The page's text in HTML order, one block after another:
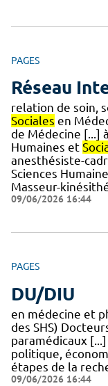
PAGES
Réseau
relation de soin,
Sociales en
de Médecine [...]
Humaines et
anesthésiste-
Sciences
Masseur-
09/06/2026 16:44
PAGES
DU/DIU
en médecine et
des SHS)
paramédicaux
politique,
étapes de la
09/06/2026 16:44